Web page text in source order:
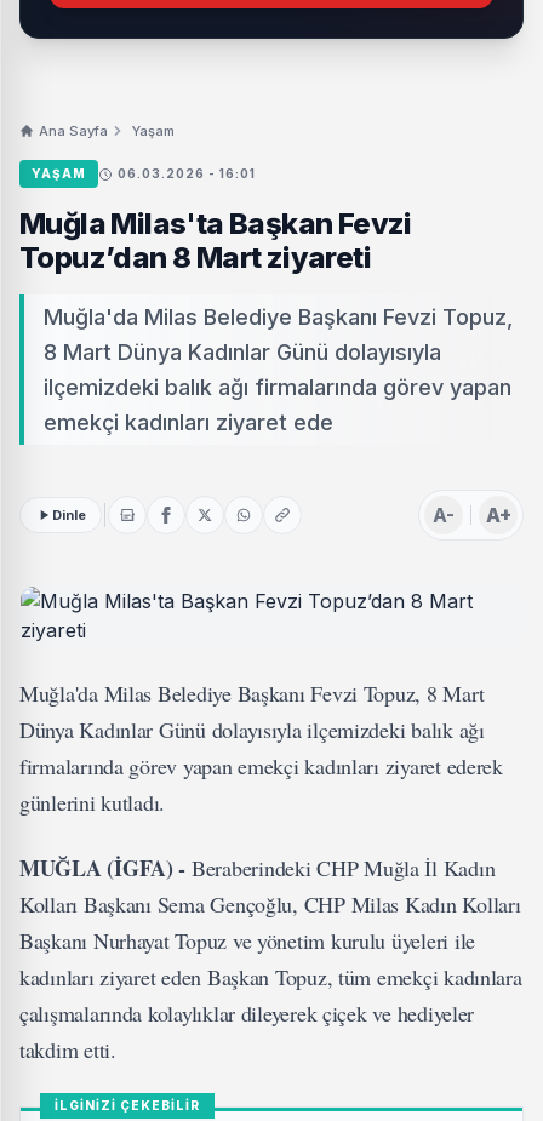
Ana Sayfa Yaşam
YAŞAM 06.03.2026 - 16:01
Muğla Milas'ta Başkan Fevzi
Topuz’dan 8 Mart ziyareti
Muğla'da Milas Belediye Başkanı Fevzi Topuz,
8 Mart Dünya Kadınlar Günü dolayısıyla
ilçemizdeki balık ağı firmalarında görev yapan
emekçi kadınları ziyaret ede
Dinle A- A+
Muğla'da Milas Belediye Başkanı Fevzi Topuz, 8 Mart
Dünya Kadınlar Günü dolayısıyla ilçemizdeki balık ağı
firmalarında görev yapan emekçi kadınları ziyaret ederek
günlerini kutladı.
MUĞLA (İGFA) - Beraberindeki CHP Muğla İl Kadın
Kolları Başkanı Sema Gençoğlu, CHP Milas Kadın Kolları
Başkanı Nurhayat Topuz ve yönetim kurulu üyeleri ile
kadınları ziyaret eden Başkan Topuz, tüm emekçi kadınlara
çalışmalarında kolaylıklar dileyerek çiçek ve hediyeler
takdim etti.
İLGİNİZİ ÇEKEBİLİR